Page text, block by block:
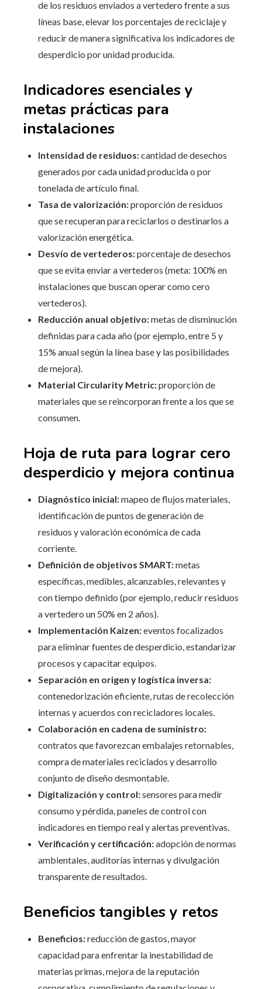
de los residuos enviados a vertedero frente a sus
líneas base, elevar los porcentajes de reciclaje y
reducir de manera significativa los indicadores de
desperdicio por unidad producida.
Indicadores esenciales y
metas prácticas para
instalaciones
Intensidad de residuos:cantidad de desechos
generados por cada unidad producida o por
tonelada de artículo final.
Tasa de valorización:proporción de residuos
que se recuperan para reciclarlos o destinarlos a
valorización energética.
Desvío de vertederos:porcentaje de desechos
que se evita enviar a vertederos (meta: 100% en
instalaciones que buscan operar como cero
vertederos).
Reducción anual objetivo:metas de disminución
definidas para cada año (por ejemplo, entre 5 y
15% anual según la línea base y las posibilidades
de mejora).
Material Circularity Metric:proporción de
materiales que se reincorporan frente a los que se
consumen.
Hoja de ruta para lograr cero
desperdicio y mejora continua
Diagnóstico inicial:mapeo de flujos materiales,
identificación de puntos de generación de
residuos y valoración económica de cada
corriente.
Definición de objetivos SMART:metas
específicas, medibles, alcanzables, relevantes y
con tiempo definido (por ejemplo, reducir residuos
a vertedero un 50% en 2 años).
Implementación Kaizen:eventos focalizados
para eliminar fuentes de desperdicio, estandarizar
procesos y capacitar equipos.
Separación en origen y logística inversa:
contenedorización eficiente, rutas de recolección
internas y acuerdos con recicladores locales.
Colaboración en cadena de suministro:
contratos que favorezcan embalajes retornables,
compra de materiales reciclados y desarrollo
conjunto de diseño desmontable.
Digitalización y control:sensores para medir
consumo y pérdida, paneles de control con
indicadores en tiempo real y alertas preventivas.
Verificación y certificación:adopción de normas
ambientales, auditorías internas y divulgación
transparente de resultados.
Beneficios tangibles y retos
Beneficios:reducción de gastos, mayor
capacidad para enfrentar la inestabilidad de
materias primas, mejora de la reputación